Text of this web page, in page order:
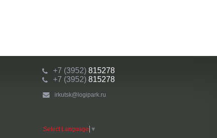
+7 (3952) 815278
+7 (3952) 815278
irkutsk@logipark.ru
Select Language ▼